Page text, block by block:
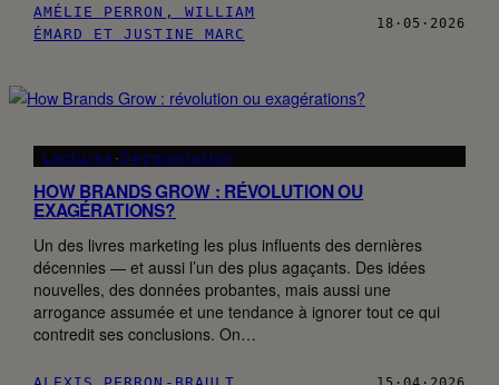
AMÉLIE PERRON, WILLIAM
ÉMARD ET JUSTINE MARC
18·05·2026
Lectures ·Segmentation
HOW BRANDS GROW : RÉVOLUTION OU
EXAGÉRATIONS?
Un des livres marketing les plus influents des dernières
décennies — et aussi l’un des plus agaçants. Des idées
nouvelles, des données probantes, mais aussi une
arrogance assumée et une tendance à ignorer tout ce qui
contredit ses conclusions. On…